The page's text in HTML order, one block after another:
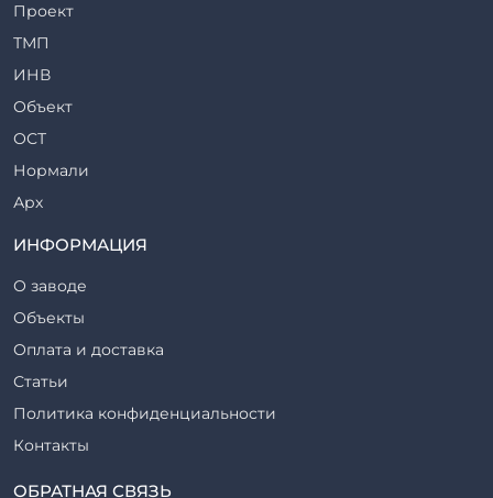
Ригели железобетонные
Сваи железобетонные
Стеновые блоки
Стойки железобетонные
Столбы железобетонные
Закладные детали
Трубы железобетонные
Утяжелители железобетонные
Фермы железобетонные
Фундаментные блоки
Фундаменты железобетонные
Шахты лифтов железобетонные
Шпалы железобетонные
Элементы благоустройства
Проект
ТМП
ИНВ
Объект
ОСТ
Нормали
Арх
ТР
Серия
ТП
ТПР
Шифр
Рабочие чертежи
ВСН
ТУ
ИНФОРМАЦИЯ
О заводе
Объекты
Оплата и доставка
Статьи
Политика конфиденциальности
Контакты
ОБРАТНАЯ СВЯЗЬ